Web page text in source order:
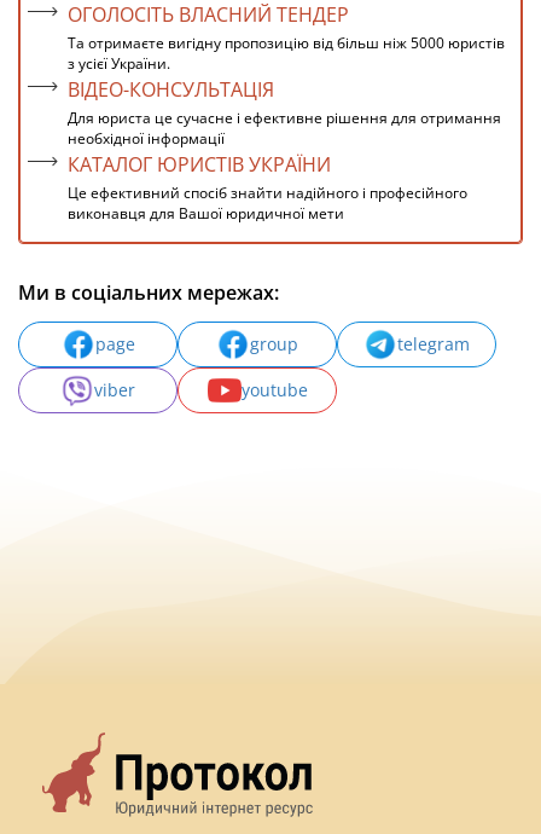
ОГОЛОСІТЬ ВЛАСНИЙ ТЕНДЕР
Та отримаєте вигідну пропозицію від більш ніж 5000 юристів
з усієї України.
ВІДЕО-КОНСУЛЬТАЦІЯ
Для юриста це сучасне і ефективне рішення для отримання
необхідної інформації
КАТАЛОГ ЮРИСТІВ УКРАЇНИ
Це ефективний спосіб знайти надійного і професійного
виконавця для Вашої юридичної мети
Ми в соціальних мережах:
page group
telegram
viber
youtube